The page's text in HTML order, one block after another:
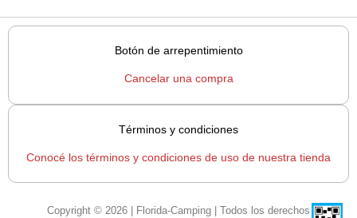
Botón de arrepentimiento
Cancelar una compra
Términos y condiciones
Conocé los términos y condiciones de uso de nuestra tienda
Copyright © 2026 | Florida-Camping | Todos los derechos